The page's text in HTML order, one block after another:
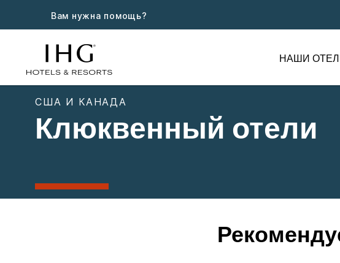
Вам нужна помощь?
НАШИ
США И КАНАДА
Клюквенный отели